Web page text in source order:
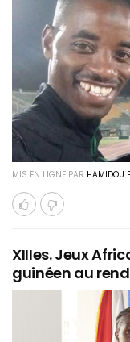
MIS EN LIGNE PAR HAMIDOU
XIIIes. Jeux
guinéen au